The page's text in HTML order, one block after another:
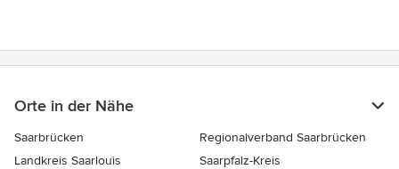
Orte in der Nähe
Saarbrücken
Regionalverband Saarbrücken
Landkreis Saarlouis
Saarpfalz-Kreis